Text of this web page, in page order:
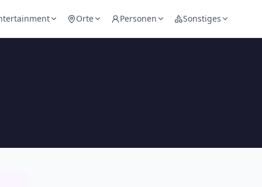
Orte Personen Sonstiges